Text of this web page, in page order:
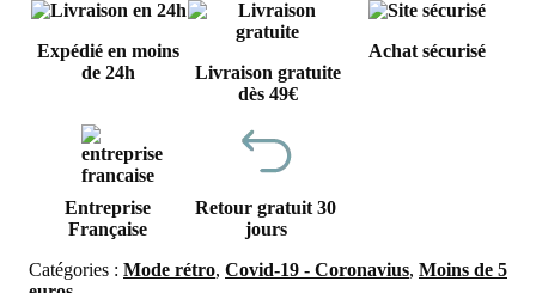
Expédié en moins
de 24h
Livraison gratuite
dès 49€
Achat sécurisé
Entreprise
Française
Retour gratuit 30
jours
Catégories : Mode rétro, Covid-19 - Coronavius, Moins de 5